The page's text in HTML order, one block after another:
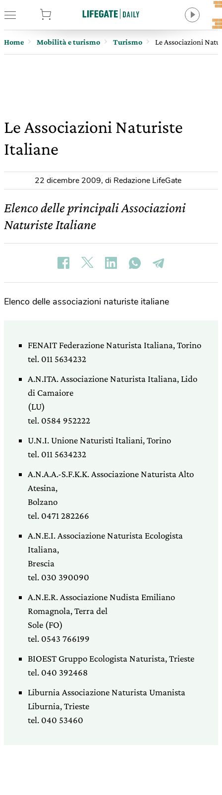
Home Mobilità e turismo Turismo Le Associazioni
Le Associazioni Naturiste
Italiane
22 dicembre 2009, di Redazione LifeGate
Elenco delle principali Associazioni
Naturiste Italiane
Elenco delle associazioni naturiste italiane
FENAIT Federazione Naturista Italiana, Torino
tel. 011 5634232
A.N.ITA. Associazione Naturista Italiana, Lido
di Camaiore
(LU)
tel. 0584 952222
U.N.I. Unione Naturisti Italiani, Torino
tel. 011 5634232
A.N.A.A.-S.F.K.K. Associazione Naturista Alto
Atesina,
Bolzano
tel. 0471 282266
A.N.E.I. Associazione Naturista Ecologista
Italiana,
Brescia
tel. 030 390090
A.N.E.R. Associazione Nudista Emiliano
Romagnola, Terra del
Sole (FO)
tel. 0543 766199
BIOEST Gruppo Ecologista Naturista, Trieste
tel. 040 392468
Liburnia Associazione Naturista Umanista
Liburnia, Trieste
tel. 040 53460